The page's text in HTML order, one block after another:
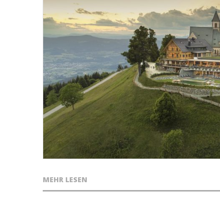
MEHR LESEN